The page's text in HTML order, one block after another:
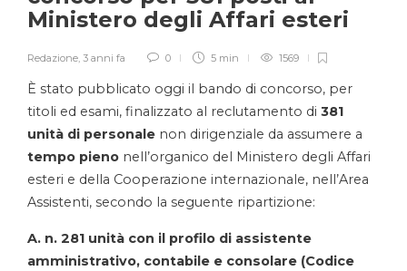
Ministero degli Affari esteri
Redazione 3 anni fa 0 5 min 1569
È stato pubblicato oggi il bando di concorso, per
titoli ed esami, finalizzato al reclutamento di 381
unità di personale non dirigenziale da assumere a
tempo pieno nell’organico del Ministero degli Affari
esteri e della Cooperazione internazionale, nell’Area
Assistenti, secondo la seguente ripartizione:
A. n. 281 unità con il profilo di assistente
amministrativo, contabile e consolare (Codice